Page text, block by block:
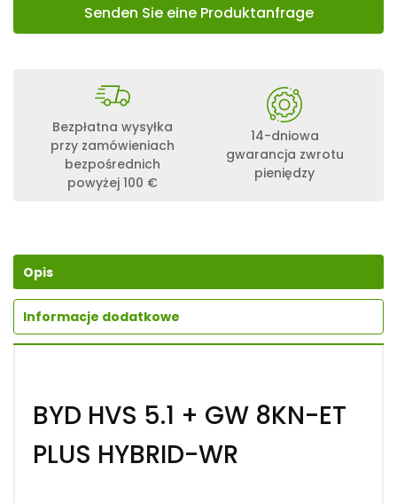
Senden Sie eine Produktanfrage
Bezpłatna wysyłka
przy zamówieniach
bezpośrednich
powyżej 100 €
14-dniowa
gwarancja zwrotu
pieniędzy
Opis
Informacje dodatkowe
BYD HVS 5.1 + GW 8KN-ET
PLUS HYBRID-WR